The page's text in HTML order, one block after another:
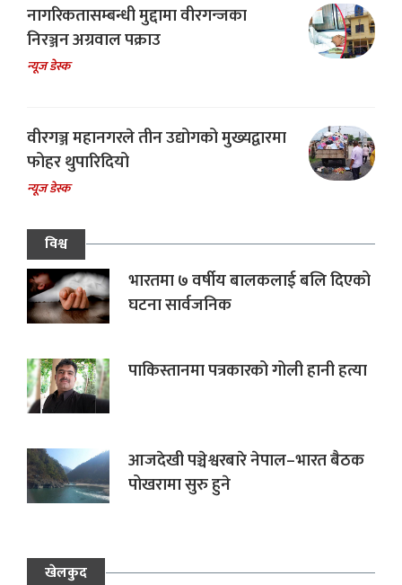
नागरिकतासम्बन्धी मुद्दामा वीरगन्जका
निरञ्जन अग्रवाल पक्राउ
न्यूज डेस्क
वीरगञ्ज महानगरले तीन उद्योगको मुख्यद्वारमा
फोहर थुपारिदियो
न्यूज डेस्क
विश्व
भारतमा ७ वर्षीय बालकलाई बलि दिएको
घटना सार्वजनिक
पाकिस्तानमा पत्रकारको गोली हानी हत्या
आजदेखी पञ्चेश्वरबारे नेपाल–भारत बैठक
पोखरामा सुरु हुने
खेलकुद